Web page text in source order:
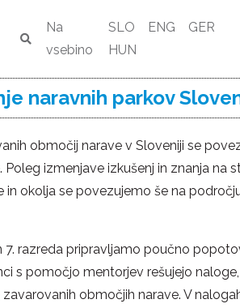
Na
vsebino
SLO ENG
GER
HUN
naravnih parkov
območij narave v Sloveniji se
Poleg izmenjave izkušenj in znanja na
in okolja se povezujemo še na
7. razreda pripravljamo poučno
s pomočjo mentorjev rešujejo
območjih narave. V